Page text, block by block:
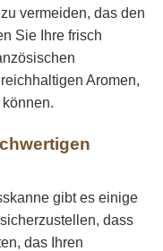
vermeiden, das den
Sie Ihre frisch
Aromen,
gibt es einige
dass
das Ihren